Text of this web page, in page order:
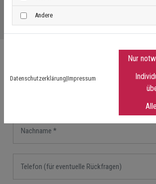
Einstellungen entsprechend
Cookie Einstellungen
Schreiben Sie uns eine
Andere
Datenschutzerklärung|Impressum
Nur